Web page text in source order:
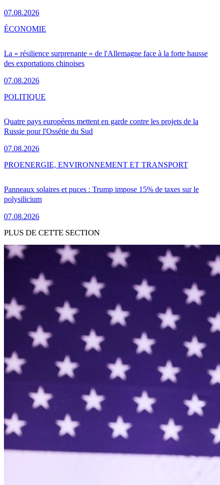
07.08.2026
La « résilience surprenante » de l'Allemagne face à la forte hausse
des exportations chinoises
07.08.2026
ÉCONOMIE
Quatre pays européens mettent en garde contre les projets de la
Russie pour l'Ossétie du Sud
07.08.2026
POLITIQUE
Panneaux solaires et puces : Trump impose 15% de taxes sur le
polysilicium
07.08.2026
PROENERGIE, ENVIRONNEMENT ET TRANSPORT
PLUS DE CETTE SECTION